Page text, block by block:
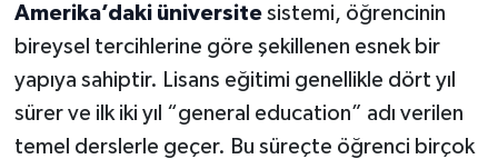
Amerika’daki üniversitesistemi, öğrencinin
bireysel tercihlerine göre şekillenen esnek bir
yapıya sahiptir. Lisans eğitimi genellikle dört yıl
sürer ve ilk iki yıl “general education” adı verilen
temel derslerle geçer. Bu süreçte öğrenci birçok